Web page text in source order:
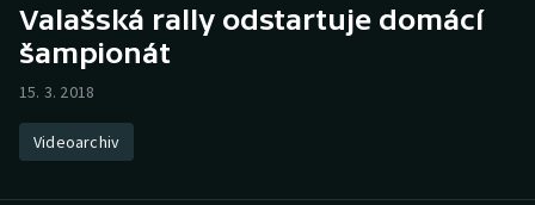
Hokej
Atletika
Valašská rally odstartuje domácí
šampionát
15. 3. 2018
Videoarchiv